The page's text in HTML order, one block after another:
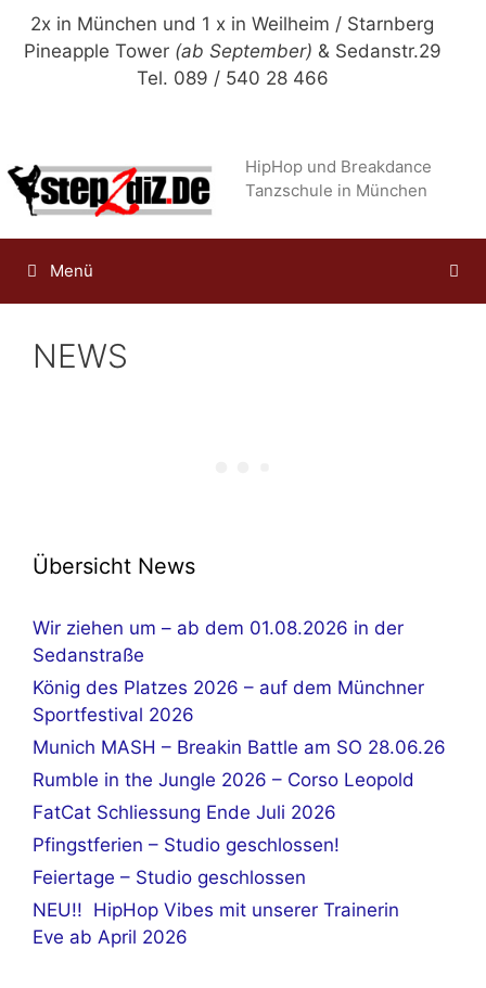
Zum
Inhalt
2x in München und 1 x in Weilheim / Starnberg
Pineapple Tower (ab September) & Sedanstr.29
Tel. 089 / 540 28 466
HipHop und Breakdance
Tanzschule in München
Menü
NEWS
Übersicht News
Wir ziehen um – ab dem 01.08.2026 in der
Sedanstraße
König des Platzes 2026 – auf dem Münchner
Sportfestival 2026
Munich MASH – Breakin Battle am SO 28.06.26
Rumble in the Jungle 2026 – Corso Leopold
FatCat Schliessung Ende Juli 2026
Pfingstferien – Studio geschlossen!
Feiertage – Studio geschlossen
NEU!! HipHop Vibes mit unserer Trainerin
Eve ab April 2026